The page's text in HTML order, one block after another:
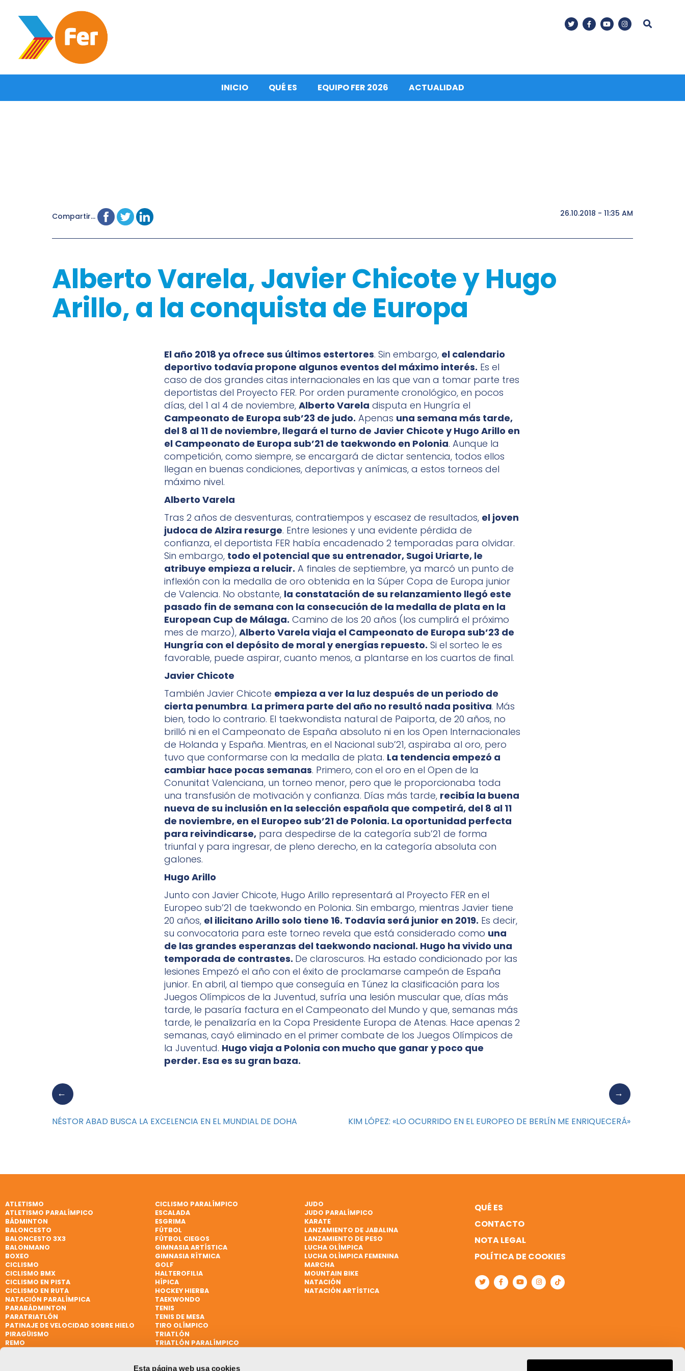
Esta página web usa cookies
INICIO QUÉ ES EQUIPO FER 2026 ACTUALIDAD
Compartir... 26.10.2018 - 11:35 AM
Alberto Varela, Javier Chicote y Hugo
Arillo, a la conquista de Europa
El año 2018 ya ofrece sus últimos estertores. Sin embargo, el calendario
deportivo todavía propone algunos eventos del máximo interés. Es el
caso de dos grandes citas internacionales en las que van a tomar parte tres
deportistas del Proyecto FER. Por orden puramente cronológico, en pocos
días, del 1 al 4 de noviembre, Alberto Varela disputa en Hungría el
Campeonato de Europa sub’23 de judo. Apenas una semana más tarde,
del 8 al 11 de noviembre, llegará el turno de Javier Chicote y Hugo Arillo en
el Campeonato de Europa sub’21 de taekwondo en Polonia. Aunque la
competición, como siempre, se encargará de dictar sentencia, todos ellos
llegan en buenas condiciones, deportivas y anímicas, a estos torneos del
máximo nivel.
Alberto Varela
Tras 2 años de desventuras, contratiempos y escasez de resultados, el joven
judoca de Alzira resurge. Entre lesiones y una evidente pérdida de
confianza, el deportista FER había encadenado 2 temporadas para olvidar.
Sin embargo, todo el potencial que su entrenador, Sugoi Uriarte, le
atribuye empieza a relucir. A finales de septiembre, ya marcó un punto de
inflexión con la medalla de oro obtenida en la Súper Copa de Europa junior
de Valencia. No obstante, la constatación de su relanzamiento llegó este
pasado fin de semana con la consecución de la medalla de plata en la
European Cup de Málaga. Camino de los 20 años (los cumplirá el próximo
mes de marzo), Alberto Varela viaja el Campeonato de Europa sub’23 de
Hungría con el depósito de moral y energías repuesto. Si el sorteo le es
favorable, puede aspirar, cuanto menos, a plantarse en los cuartos de final.
Javier Chicote
También Javier Chicote empieza a ver la luz después de un periodo de
cierta penumbra. La primera parte del año no resultó nada positiva. Más
bien, todo lo contrario. El taekwondista natural de Paiporta, de 20 años, no
brilló ni en el Campeonato de España absoluto ni en los Open Internacionales
de Holanda y España. Mientras, en el Nacional sub’21, aspiraba al oro, pero
tuvo que conformarse con la medalla de plata. La tendencia empezó a
cambiar hace pocas semanas. Primero, con el oro en el Open de la
Conunitat Valenciana, un torneo menor, pero que le proporcionaba toda
una transfusión de motivación y confianza. Días más tarde, recibía la buena
nueva de su inclusión en la selección española que competirá, del 8 al 11
de noviembre, en el Europeo sub’21 de Polonia. La oportunidad perfecta
para reivindicarse, para despedirse de la categoría sub’21 de forma
triunfal y para ingresar, de pleno derecho, en la categoría absoluta con
galones.
Hugo Arillo
Junto con Javier Chicote, Hugo Arillo representará al Proyecto FER en el
Europeo sub’21 de taekwondo en Polonia. Sin embargo, mientras Javier tiene
20 años, el ilicitano Arillo solo tiene 16. Todavía será junior en 2019. Es decir,
su convocatoria para este torneo revela que está considerado como una
de las grandes esperanzas del taekwondo nacional. Hugo ha vivido una
temporada de contrastes. De claroscuros. Ha estado condicionado por las
lesiones Empezó el año con el éxito de proclamarse campeón de España
junior. En abril, al tiempo que conseguía en Túnez la clasificación para los
Juegos Olímpicos de la Juventud, sufría una lesión muscular que, días más
tarde, le pasaría factura en el Campeonato del Mundo y que, semanas más
tarde, le penalizaría en la Copa Presidente Europa de Atenas. Hace apenas 2
semanas, cayó eliminado en el primer combate de los Juegos Olímpicos de
la Juventud. Hugo viaja a Polonia con mucho que ganar y poco que
perder. Esa es su gran baza.
NÉSTOR ABAD BUSCA LA EXCELENCIA EN EL MUNDIAL DE DOHA KIM LÓPEZ: «LO OCURRIDO EN EL EUROPEO DE BERLÍN ME ENRIQUECERÁ»
ATLETISMO
ATLETISMO PARALÍMPICO
BÁDMINTON
BALONCESTO
BALONCESTO 3X3
BALONMANO
BOXEO
CICLISMO
CICLISMO BMX
CICLISMO EN PISTA
CICLISMO EN RUTA
CICLISMO PARALÍMPICO
ESCALADA
ESGRIMA
FÚTBOL
FÚTBOL CIEGOS
GIMNASIA ARTÍSTICA
GIMNASIA RÍTMICA
GOLF
HALTEROFILIA
HÍPICA
HOCKEY HIERBA
JUDO
JUDO PARALÍMPICO
KARATE
LANZAMIENTO DE JABALINA
LANZAMIENTO DE PESO
LUCHA OLÍMPICA
LUCHA OLÍMPICA FEMENINA
MARCHA
MOUNTAIN BIKE
NATACIÓN
NATACIÓN ARTÍSTICA
NATACIÓN PARALÍMPICA
PARABÁDMINTON
PARATRIATLÓN
PATINAJE DE VELOCIDAD SOBRE HIELO
PIRAGÜISMO
REMO
TAEKWONDO
TENIS
TENIS DE MESA
TIRO OLÍMPICO
TRIATLÓN
TRIATLÓN PARALÍMPICO
VELA PARALÍMPICA
QUÉ ES
CONTACTO
NOTA LEGAL
POLÍTICA DE COOKIES